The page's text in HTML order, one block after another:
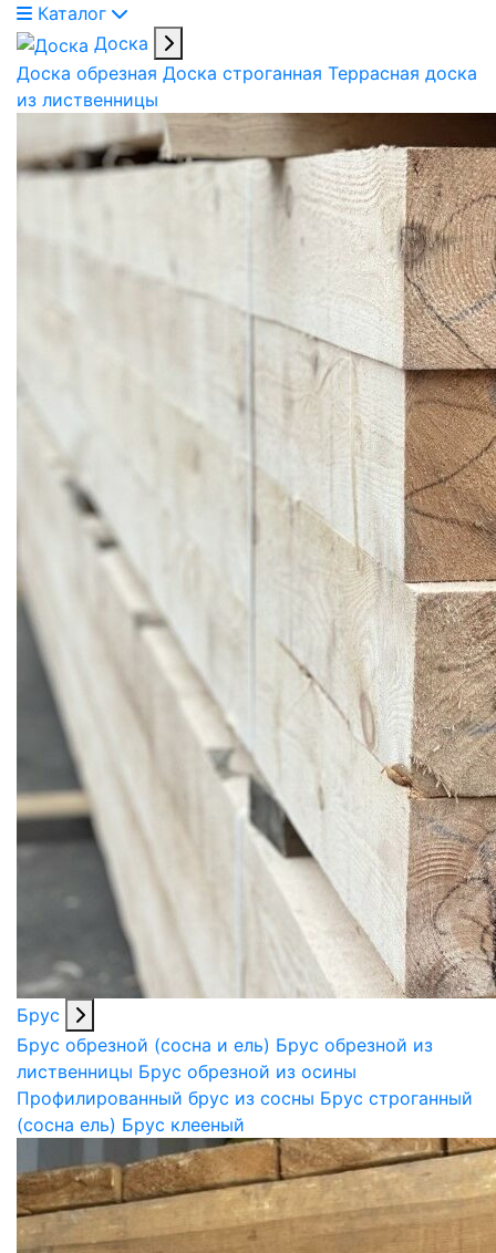
Каталог
Доска
Доска обрезная Доска строганная Террасная доска
из лиственницы
Брус
Брус обрезной (сосна и ель) Брус обрезной из
лиственницы Брус обрезной из осины
Профилированный брус из сосны Брус строганный
(сосна ель) Брус клееный